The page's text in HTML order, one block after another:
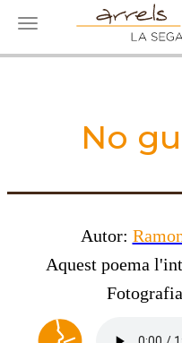
Toggle navigation
No
Autor:
Aquest poema